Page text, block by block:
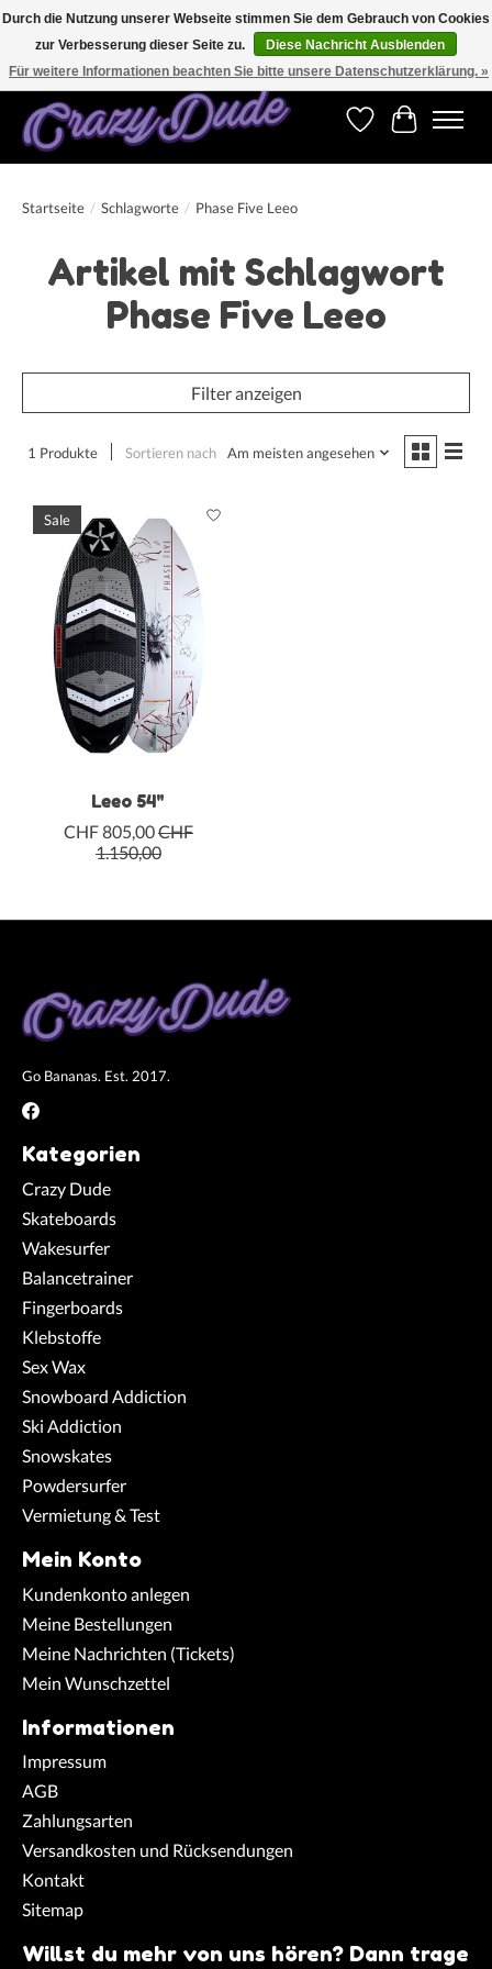
Versandkostenfrei bestellen ab CHF 200.00 in der Schweiz und ab EUR 250.00 in den
meisten Ländern weltweit.
Wunschzettel
Ihr
Startseite / Schlagworte / Phase Five Leeo
Artikel mit Schlagwort
Phase Five Leeo
Filter anzeigen
1 Produkte Sortieren nach Am meisten angesehen
Sale
Leeo 54"
CHF 805,00CHF
1.150,00
Go Bananas. Est. 2017.
Kategorien
Crazy Dude
Skateboards
Wakesurfer
Balancetrainer
Fingerboards
Klebstoffe
Sex Wax
Snowboard Addiction
Ski Addiction
Snowskates
Powdersurfer
Vermietung & Test
Mein Konto
Kundenkonto anlegen
Meine Bestellungen
Meine Nachrichten (Tickets)
Mein Wunschzettel
Informationen
Impressum
AGB
Zahlungsarten
Versandkosten und Rücksendungen
Kontakt
Sitemap
Willst du mehr von uns hören? Dann trage
Durch die Nutzung unserer Webseite stimmen Sie dem Gebrauch von Cookies
zur Verbesserung dieser Seite zu.
Diese Nachricht Ausblenden
Für weitere Informationen beachten Sie bitte unsere Datenschutzerklärung. »